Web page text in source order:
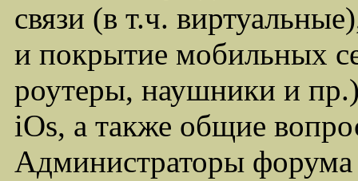
связи (в т.ч.
и покрытие мобильных
роутеры, наушники и
iOs, а также общие
Администраторы